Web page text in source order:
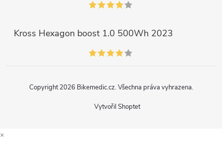
Kross Hexagon boost 1.0 500Wh 2023
Vytvořil Shoptet
Copyright 2026 Bikemedic.cz. Všechna práva vyhrazena.
×